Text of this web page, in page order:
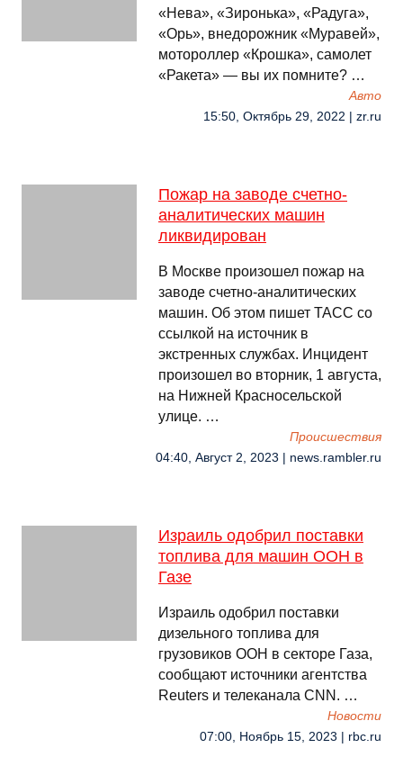
«Нева», «Зиронька», «Радуга»,
«Орь», внедорожник «Муравей»,
мотороллер «Крошка», самолет
«Ракета» — вы их помните? …
Авто
15:50, Октябрь 29, 2022 | zr.ru
Пожар на заводе счетно-
аналитических машин
ликвидирован
В Москве произошел пожар на
заводе счетно-аналитических
машин. Об этом пишет ТАСС со
ссылкой на источник в
экстренных службах. Инцидент
произошел во вторник, 1 августа,
на Нижней Красносельской
улице. …
Происшествия
04:40, Август 2, 2023 | news.rambler.ru
Израиль одобрил поставки
топлива для машин ООН в
Газе
Израиль одобрил поставки
дизельного топлива для
грузовиков ООН в секторе Газа,
сообщают источники агентства
Reuters и телеканала CNN. …
Новости
07:00, Ноябрь 15, 2023 | rbc.ru